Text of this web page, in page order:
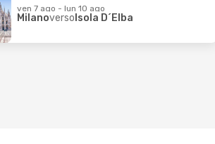
ven 7 ago - lun 10 ago
Milanoverso Isola D´Elba